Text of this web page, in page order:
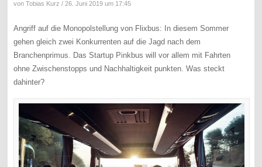
von Tobias Kurz /26. Juni 2019 um 17:45
Angriff auf die Monopolstellung von Flixbus: In diesem Sommer
gehen gleich zwei Konkurrenten auf die Jagd nach dem
Branchenprimus. Das Startup Pinkbus will vor allem mit Fahrten
ohne Zwischenstopps und Nachhaltigkeit punkten. Was steckt
dahinter?